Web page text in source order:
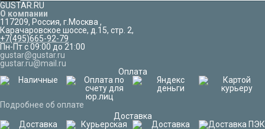
GUSTAR.RU
О компании
117209, Россия, г.Москва ,
Карачаровское шоссе, д.15, стр. 2,
+7(495)665-92-79
Пн-Пт с 09:00 до 21:00
gustar@gustar.ru
gustar.ru@mail.ru
Оплата
Подробнее об оплате
Доставка